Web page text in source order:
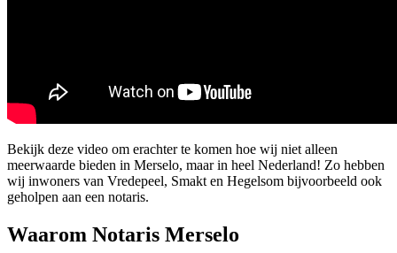
Bekijk deze video om erachter te komen hoe wij niet alleen
meerwaarde bieden in Merselo, maar in heel Nederland! Zo hebben
wij inwoners van Vredepeel, Smakt en Hegelsom bijvoorbeeld ook
geholpen aan een notaris.
Waarom Notaris Merselo